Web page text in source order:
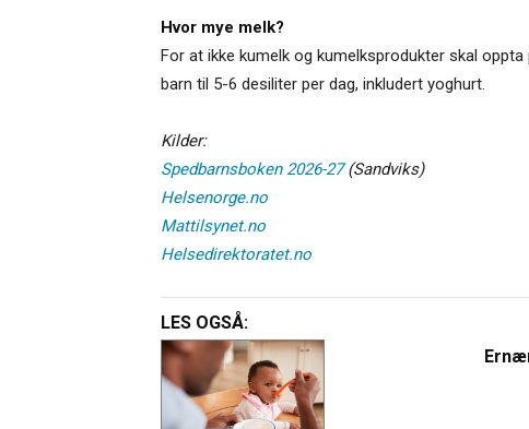
Hvor mye melk?
For at ikke kumelk og kumelksprodukter skal
barn til 5-6 desiliter per dag, inkludert yoghurt.
Kilder:
Spedbarnsboken 2026-27(Sandviks)
Helsenorge.no
Mattilsynet.no
Helsedirektoratet.no
LES OGSÅ: